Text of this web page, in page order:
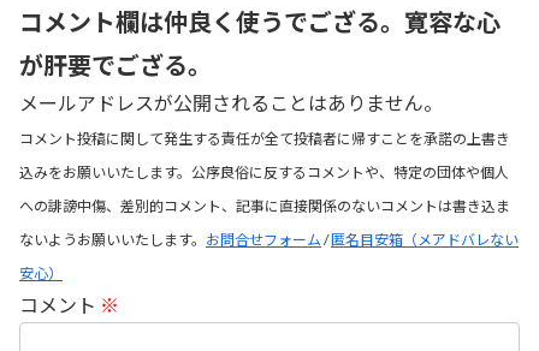
コメント欄は仲良く使うでござる。寛容な心
が肝要でござる。
メールアドレスが公開されることはありません。
コメント投稿に関して発生する責任が全て投稿者に帰すことを承諾の上書き
込みをお願いいたします。公序良俗に反するコメントや、特定の団体や個人
への誹謗中傷、差別的コメント、記事に直接関係のないコメントは書き込ま
ないようお願いいたします。 お問合せフォーム /匿名目安箱（メアドバレない
安心）
コメント ※